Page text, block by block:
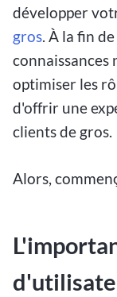
développer
gros. À la fin
connaissances
optimiser les
d'offrir une
clients de gros.
Alors,